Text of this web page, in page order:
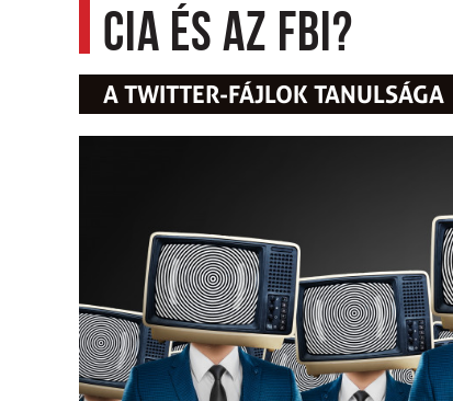
CIA és az FBI?
A TWITTER-FÁJLOK TANULSÁGA